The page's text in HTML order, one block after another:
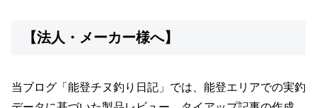
【法人・メーカー様へ】
当ブログ「能登チヌ釣り日記」では、能登エリアでの実釣